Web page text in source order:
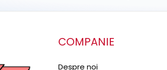
COMPANIE
Despre noi